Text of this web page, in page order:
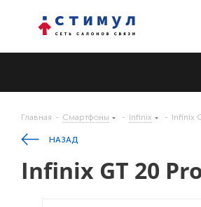
Главная - Смартфоны - Infinix - Infinix
НАЗАД
Infinix GT 20